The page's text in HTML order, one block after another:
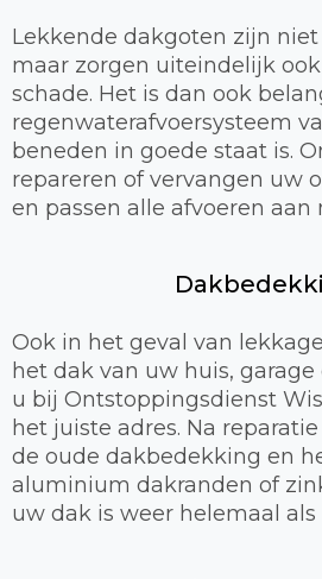
Lekkende dakgoten zijn
maar zorgen uiteindelijk
schade. Het is dan ook
regenwaterafvoersysteem
beneden in goede staat is.
repareren of vervangen uw
en passen alle afvoeren aan
Ook in het geval van
het dak van uw huis,
u bij Ontstoppingsdienst
het juiste adres. Na
de oude dakbedekking en
aluminium dakranden of
uw dak is weer helemaal als